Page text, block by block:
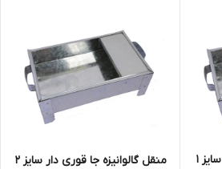
1 منقل گالوانیزه جا قوری دار سایز 2